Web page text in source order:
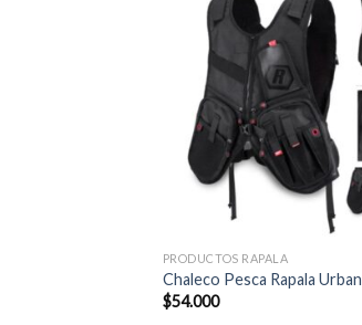
PRODUCTOS RAPALA
Chaleco Pesca Rapala Urban
$54.000